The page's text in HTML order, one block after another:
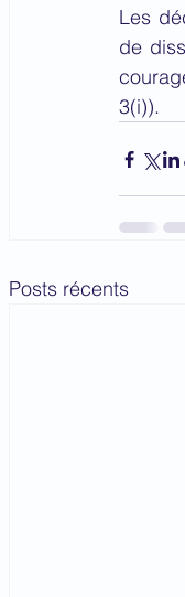
Les
de
3(i)).
Posts récents